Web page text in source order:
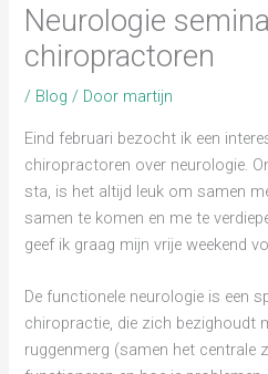
Neurologie
chiropractoren
/ Blog / Door martijn
Eind februari bezocht ik een
chiropractoren over neurologie.
sta, is het altijd leuk om samen
samen te komen en me te
geef ik graag mijn vrije weekend
De functionele neurologie is een
chiropractie, die zich bezighoudt
ruggenmerg (samen het centrale